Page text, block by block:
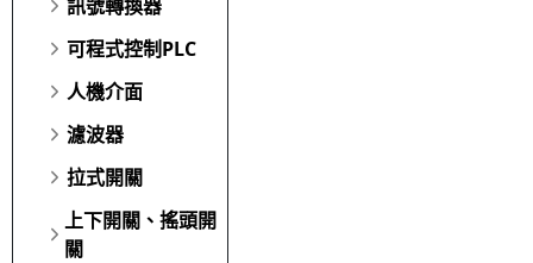
訊號轉換器
可程式控制PLC
人機介面
濾波器
拉式開關
上下開關、搖頭開
關